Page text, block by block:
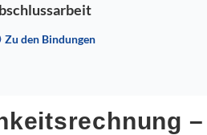
Zu den Bindungen